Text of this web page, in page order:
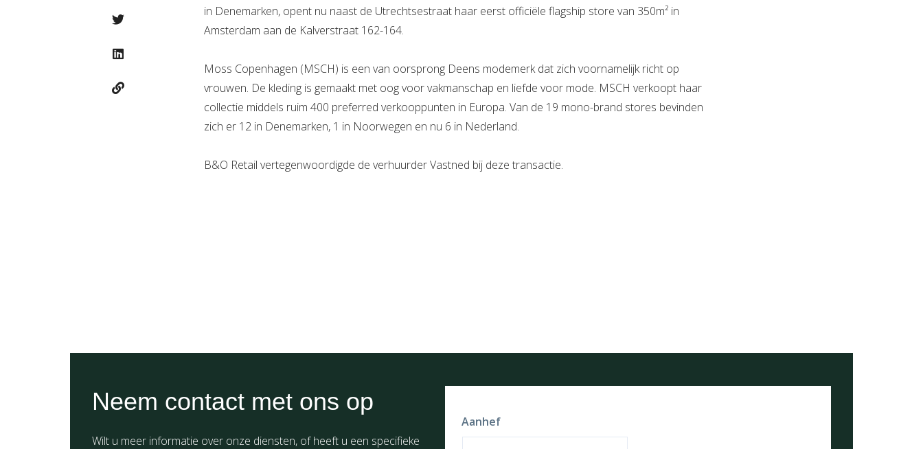
in Denemarken, opent nu naast de Utrechtsestraat haar eerst officiële flagship store van 350m² in
Amsterdam aan de Kalverstraat 162-164.
Moss Copenhagen (MSCH) is een van oorsprong Deens modemerk dat zich voornamelijk richt op
vrouwen. De kleding is gemaakt met oog voor vakmanschap en liefde voor mode. MSCH verkoopt haar
collectie middels ruim 400 preferred verkooppunten in Europa. Van de 19 mono-brand stores bevinden
zich er 12 in Denemarken, 1 in Noorwegen en nu 6 in Nederland.
B&O Retail vertegenwoordigde de verhuurder Vastned bij deze transactie.
Neem contact met ons op
Wilt u meer informatie over onze diensten, of heeft u een specifieke
Aanhef